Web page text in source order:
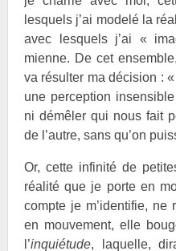
lesquels j’ai modelé la
avec lesquels j’ai «
mienne. De cet
va résulter ma décision :
une perception
ni démêler qui nous fait
de l’autre, sans qu’on
Or, cette infinité de
réalité que je porte en
compte je m’identifie,
en mouvement, elle
l’inquiétude, laquelle,